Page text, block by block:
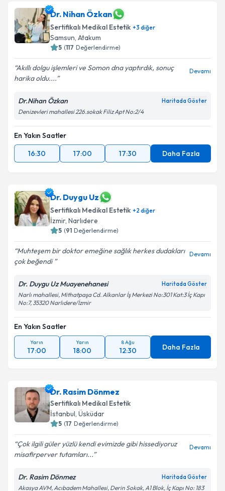
Dr. Nihan Özkan
Sertifikalı Medikal Estetik +3 diğer
Samsun, Atakum
5 (117 Değerlendirme)
Akıllı dolgu işlemleri ve Somon dna yaptırdık, sonuç
harika oldu....
Devamı
Dr.Nihan Özkan Haritada Göster
Denizevleri mahallesi 226.sokak Filiz Apt No:2/4
En Yakın Saatler
16:30
17:00 17:30 Daha Fazla
Dr. Duygu Uz
Sertifikalı Medikal Estetik +2 diğer
İzmir, Narlıdere
5 (91 Değerlendirme)
Muhteşem bir doktor emeğine sağlık herkes dudakları
çok beğendi
Devamı
Dr. Duygu Uz Muayenehanesi Haritada Göster
Narlı mahallesi, Mithatpaşa Cd. Alkanlar İş Merkezi No:301 Kat:3 İç Kapı
No:7, 35320 Narlıdere/İzmir
En Yakın Saatler
Yarın
17:00
Yarın
18:00
8 Ağu
12:30 Daha Fazla
Dr. Rasim Dönmez
Sertifikalı Medikal Estetik
İstanbul, Üsküdar
5 (17 Değerlendirme)
Çok ilgili güler yüzlü kendi evimizde gibi hissediyoruz
misafirperver tutamları...
Devamı
Dr. Rasim Dönmez Haritada Göster
Akasya AVM, Acıbadem Mahallesi, Derin Sokak, A1 Blok, İç Kapı No: 183